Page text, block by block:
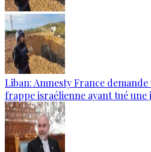
Liban: Amnesty France
frappe israélienne ayant tué